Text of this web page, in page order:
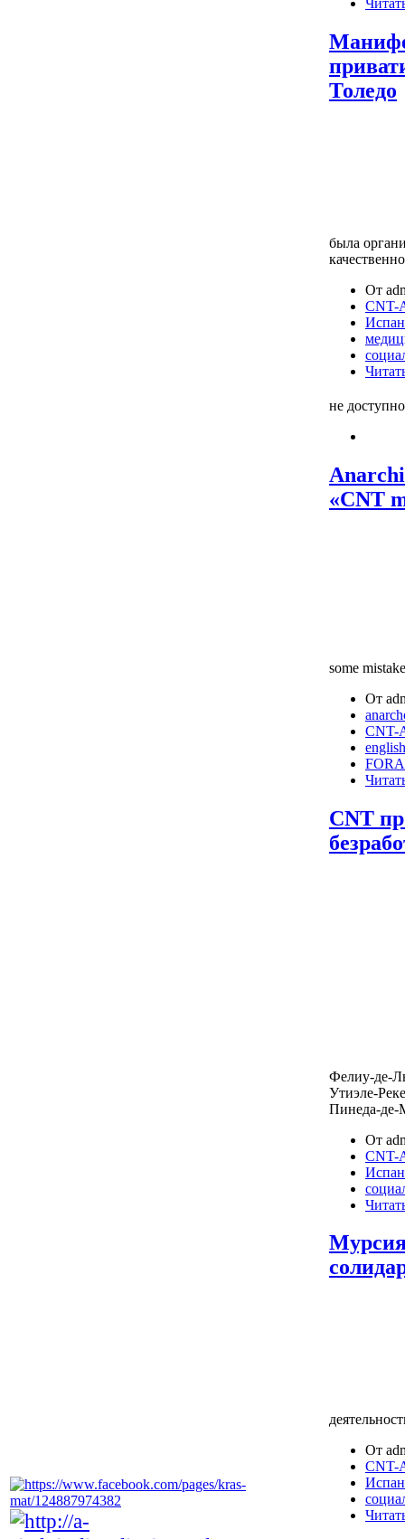
Толедо
была
От
CNT-
не доступно
«CNT
some
От
CNT-
english
FORA
CNT
Фелиу-де-
Утиэле-
Пинеда-де-
От
CNT-
От
CNT-